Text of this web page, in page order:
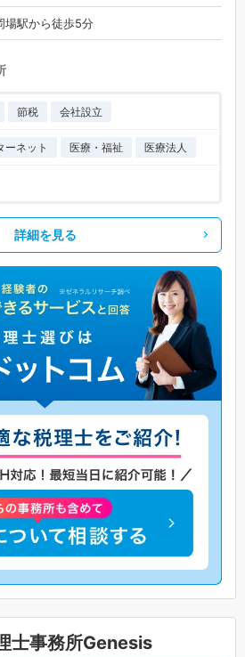
場駅から徒歩5分
節税 会社設立
ーネット 医療・福祉 医療法人
詳細を見る
士事務所Genesis